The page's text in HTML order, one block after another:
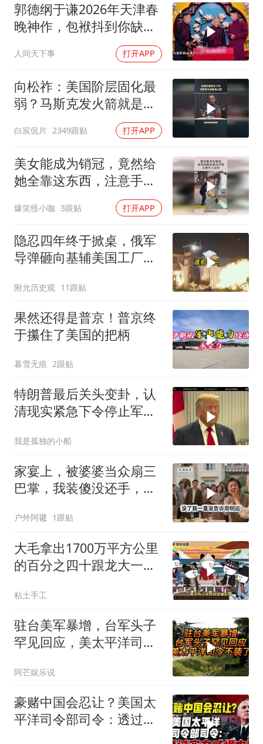
郭德纲于谦2026年天津春
晚神作，包袱抖到你缺氧
人间天下事 打开APP
向松祚：美国阶层固化最
弱？马斯克发火箭就是答
白宸侃片 2349跟贴 打开APP
美女能成为销冠，竟然给
她全靠这东西，注意手上
爆笑怪小咖 3跟贴 打开APP
隐忍四年终于掀桌，俄军
导弹砸向基辅美国工厂，
附允历史观 11跟贴
果然还得是普京！普京终
于攥住了美国的把柄
暮雪无痕 2跟贴
特朗普最后关头变卦，认
清现实紧急下令停止军事
我是孤独的小船
家宴上，被婆婆当众扇三
巴掌，我装傻没还手，悄
夫全家10人被新户主请出
家门
户外阿毽 1跟贴
大毛拿出1700万平方公里
的百分之四十跟龙大一起
粘土手工
驻台美军暴增，台军头子
罕见回应，美太平洋司令
阿芒娱乐说
豪赌中国会忍让？美国太
平洋司令部司令：透过实